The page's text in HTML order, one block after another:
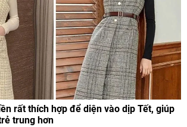
rất thích hợp để diện vào dịp Tết, giúp
trung hơn